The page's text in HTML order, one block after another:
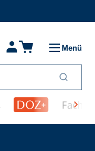
Menü